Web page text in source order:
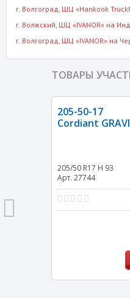
г. Волгоград, ШЦ «Hankook
г. Волжский, ШЦ «IVANOR» на
г. Волгоград, ШЦ «IVANOR» на
ТОВАРЫ
205-50-17
Cordiant
205/50 R17 H 93
Арт. 27744
В избранное